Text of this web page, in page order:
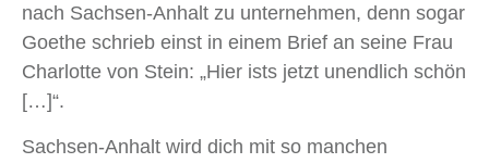
nach Sachsen-Anhalt zu unternehmen, denn sogar
Goethe schrieb einst in einem Brief an seine Frau
Charlotte von Stein: „Hier ists jetzt unendlich schön
[…]“.
Sachsen-Anhalt wird dich mit so manchen